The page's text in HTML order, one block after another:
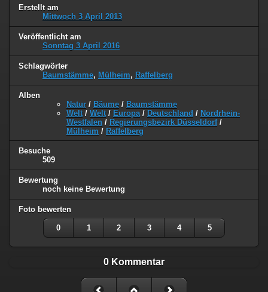
Erstellt am
Mittwoch 3 April 2013
Veröffentlicht am
Sonntag 3 April 2016
Schlagwörter
Baumstämme, Mülheim, Raffelberg
Alben
Natur / Bäume / Baumstämme
Welt / Welt / Europa / Deutschland / Nordrhein-
Westfalen / Regierungsbezirk Düsseldorf/
Mülheim / Raffelberg
Besuche
509
Bewertung
noch keine Bewertung
Foto bewerten
0 1 2 3 4 5
0 Kommentar